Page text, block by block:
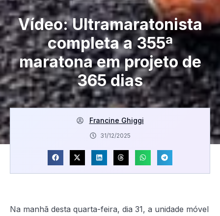
Vídeo: Ultramaratonista
completa a 355ª
maratona em projeto de
365 dias
Francine Ghiggi
31/12/2025
Na manhã desta quarta-feira, dia 31, a unidade móvel